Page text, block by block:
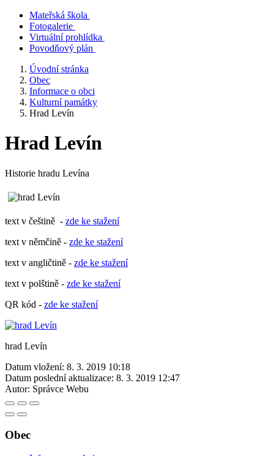
Mateřská škola
Fotogalerie
Virtuální prohlídka
Povodňový plán
Úvodní stránka
Obec
Informace o obci
Kulturní památky
Hrad Levín
Hrad Levín
Historie hradu Levína
text v češtině - zde ke stažení
text v němčině - zde ke stažení
text v angličtině - zde ke stažení
text v polštině - zde ke stažení
QR kód - zde ke stažení
hrad Levín
Datum vložení: 8. 3. 2019 10:18
Datum poslední aktualizace: 8. 3. 2019 12:47
Autor: Správce Webu
Obec